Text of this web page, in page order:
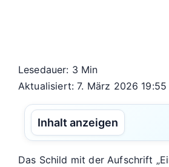
Lesedauer: 3 Min
Aktualisiert: 7. März 2026 19:55
Inhalt anzeigen
Das Schild mit der Aufschrift